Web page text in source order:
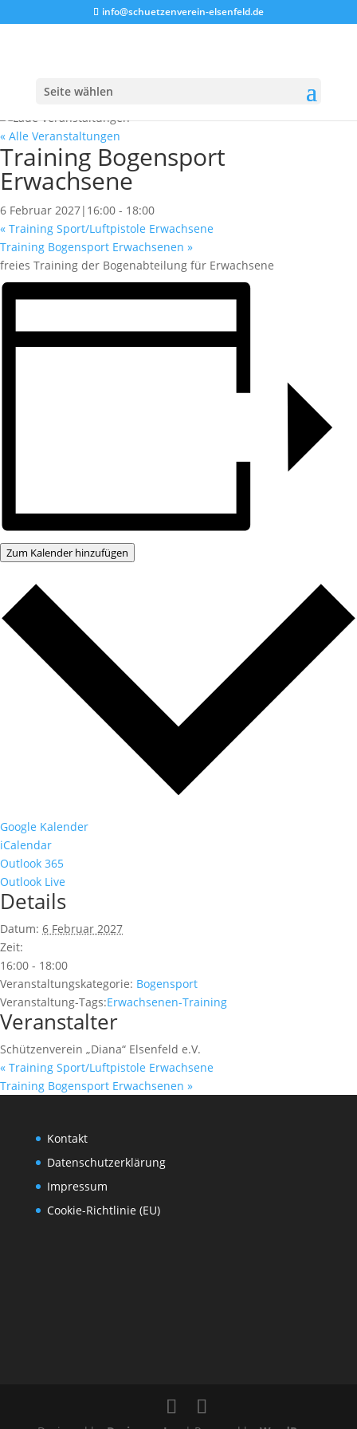
info@schuetzenverein-elsenfeld.de
Seite wählen
« Alle Veranstaltungen
Training Bogensport
Erwachsene
6 Februar 2027|16:00 - 18:00
« Training Sport/Luftpistole Erwachsene
Training Bogensport Erwachsenen »
freies Training der Bogenabteilung für Erwachsene
Zum Kalender hinzufügen
Google Kalender
iCalendar
Outlook 365
Outlook Live
Details
Datum: 6 Februar 2027
Zeit:
16:00 - 18:00
Veranstaltungskategorie: Bogensport
Veranstaltung-Tags:Erwachsenen-Training
Veranstalter
Schützenverein „Diana“ Elsenfeld e.V.
« Training Sport/Luftpistole Erwachsene
Training Bogensport Erwachsenen »
Kontakt
Datenschutzerklärung
Impressum
Cookie-Richtlinie (EU)